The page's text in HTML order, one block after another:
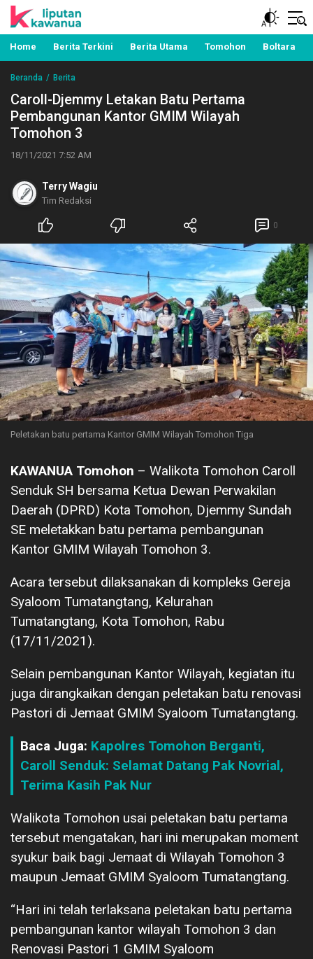
Liputan Kawanua
Berita Manado, Sulawesi Utara, Kawanua, Politik,
Pemerintahan, Hukum Kriminal dan Nasional
Home Berita Terkini Berita Utama Tomohon Boltara
Beranda Berita
Caroll-Djemmy Letakan Batu Pertama
Pembangunan Kantor GMIM Wilayah
Tomohon 3
18/11/2021 7:52 AM
Terry Wagiu
Tim Redaksi
0
Peletakan batu pertama Kantor GMIM Wilayah Tomohon Tiga
KAWANUA Tomohon – Walikota Tomohon Caroll
Senduk SH bersama Ketua Dewan Perwakilan
Daerah (DPRD) Kota Tomohon, Djemmy Sundah
SE meletakkan batu pertama pembangunan
Kantor GMIM Wilayah Tomohon 3.
Acara tersebut dilaksanakan di kompleks Gereja
Syaloom Tumatangtang, Kelurahan
Tumatangtang, Kota Tomohon, Rabu
(17/11/2021).
Selain pembangunan Kantor Wilayah, kegiatan itu
juga dirangkaikan dengan peletakan batu renovasi
Pastori di Jemaat GMIM Syaloom Tumatangtang.
Baca Juga: Kapolres Tomohon Berganti,
Caroll Senduk: Selamat Datang Pak Novrial,
Terima Kasih Pak Nur
Walikota Tomohon usai peletakan batu pertama
tersebut mengatakan, hari ini merupakan moment
syukur baik bagi Jemaat di Wilayah Tomohon 3
maupun Jemaat GMIM Syaloom Tumatangtang.
“Hari ini telah terlaksana peletakan batu pertama
pembangunan kantor wilayah Tomohon 3 dan
Renovasi Pastori 1 GMIM Syaloom